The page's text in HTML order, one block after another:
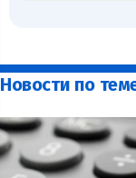
Новости по